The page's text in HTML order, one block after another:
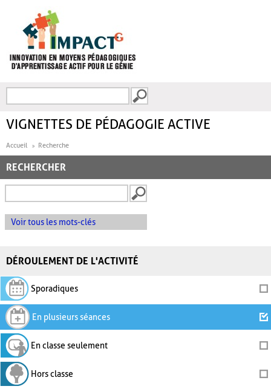
FORMULAIRE DE
VIGNETTES DE PÉDAGOGIE ACTIVE
Accueil Recherche
RECHERCHER
Voir tous les mots-clés
DÉROULEMENT DE L'ACTIVITÉ
Sporadiques
En plusieurs séances
En classe seulement
Hors classe